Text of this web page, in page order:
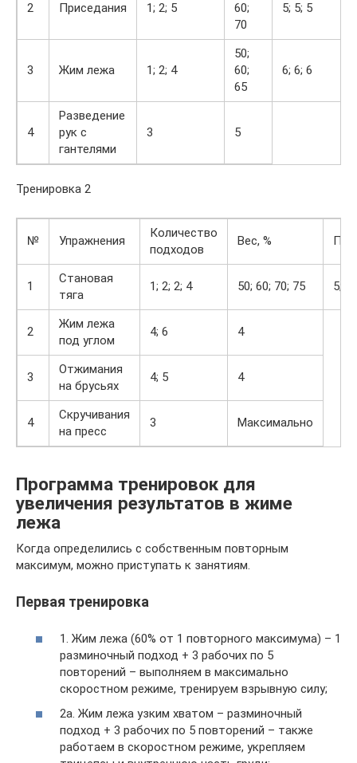
2 Приседания 1; 2; 5
60;
70
5; 5; 5
3 Жим лежа 1; 2; 4
50;
60;
65
6; 6; 6
4
Разведение
рук с
гантелями
3 5
Тренировка 2
№ Упражнения
Количество
подходов
Вес, %
1
Становая
тяга
1; 2; 2; 4 50; 60; 70; 75 5;
2
Жим лежа
под углом
4; 6 4
3
Отжимания
на брусьях
4; 5 4
4
Скручивания
на пресс
3 Максимально
Программа тренировок для
увеличения результатов в жиме
лежа
Когда определились с собственным повторным
максимум, можно приступать к занятиям.
Первая тренировка
1. Жим лежа (60% от 1 повторного максимума) – 1
разминочный подход + 3 рабочих по 5
повторений – выполняем в максимально
скоростном режиме, тренируем взрывную силу;
2а. Жим лежа узким хватом – разминочный
подход + 3 рабочих по 5 повторений – также
работаем в скоростном режиме, укрепляем